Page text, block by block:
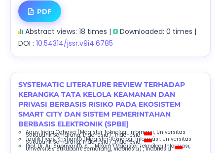
PDF
Abstract views: 18 times |
Downloaded: 0 times |
DOI : 10.54314/jssr.v9i4.6785
SYSTEMATIC LITERATURE REVIEW TERHADAP
KERANGKA TATA KELOLA KEAMANAN DAN
PRIVASI BERBASIS RISIKO PADA EKOSISTEM
SMART CITY DAN SISTEM PEMERINTAHAN
BERBASIS ELEKTRONIK (SPBE)
Agus Indra Cahaya (Magister Teknologi Informasi, Universitas
Stikubank Semarang, Indonesia) , Indonesia ;
Taufik Fredy Kristianto (Magister Teknologi Informasi, Universitas
Stikubank Semarang, Indonesia) , Indonesia ;
Prof. Dr. Aji Supriyanto, S.T., M.Kom(Magister Teknologi Informasi,
Universitas Stikubank Semarang, Indonesia) , Indonesia